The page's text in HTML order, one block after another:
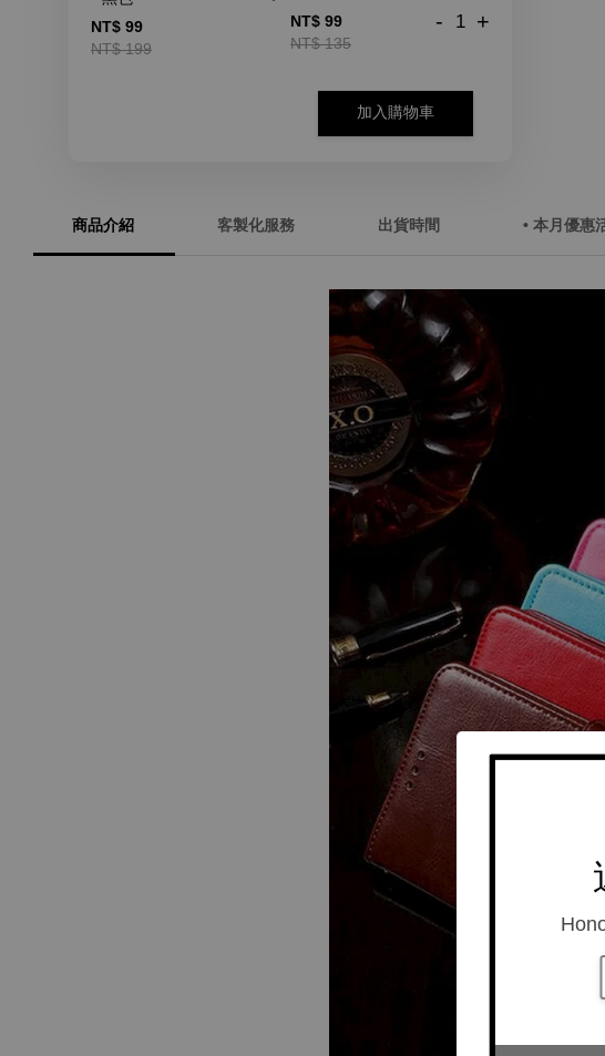
NT$ 99
NT$ 199
NT$ 99
NT$ 135
- +
加入購物車
商品介紹 客製化服務 出貨時間 • 本月優惠